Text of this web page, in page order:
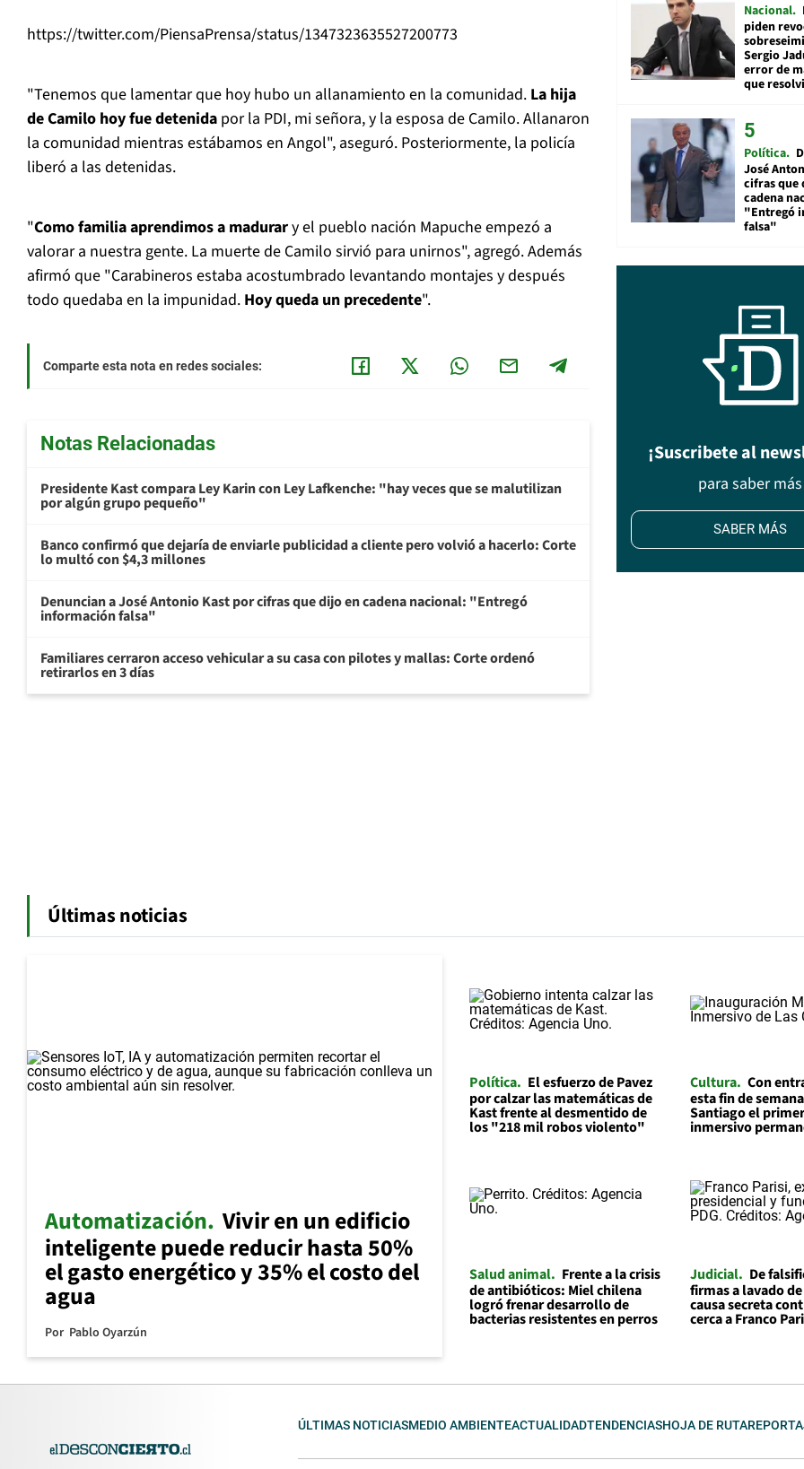
https://twitter.com/PiensaPrensa/status/1347323635527200773
"Tenemos que lamentar que hoy hubo un allanamiento en la comunidad. La hija
de Camilo hoy fue detenida por la PDI, mi señora, y la esposa de Camilo. Allanaron
la comunidad mientras estábamos en Angol", aseguró. Posteriormente, la policía
liberó a las detenidas.
"Como familia aprendimos a madurary el pueblo nación Mapuche empezó a
valorar a nuestra gente. La muerte de Camilo sirvió para unirnos", agregó. Además
afirmó que "Carabineros estaba acostumbrado levantando montajes y después
todo quedaba en la impunidad. Hoy queda un precedente".
Comparte esta nota en redes sociales:
Notas Relacionadas
Presidente Kast compara Ley Karin con Ley Lafkenche: "hay veces que se malutilizan
por algún grupo pequeño"
Banco confirmó que dejaría de enviarle publicidad a cliente pero volvió a hacerlo: Corte
lo multó con $4,3 millones
Denuncian a José Antonio Kast por cifras que dijo en cadena nacional: "Entregó
información falsa"
Familiares cerraron acceso vehicular a su casa con pilotes y mallas: Corte ordenó
retirarlos en 3 días
Nacional
piden
Sergio
error de
que
Política
José
cifras que
cadena
"Entregó
falsa"
¡Suscribete al
para saber más
SABER MÁS
Últimas noticias
Automatización Vivir en un edificio
inteligente puede reducir hasta 50%
el gasto energético y 35% el costo del
agua
Por Pablo Oyarzún
Política
El esfuerzo de Pavez
por calzar las matemáticas de
Kast frente al desmentido de
los "218 mil robos violento"
Cultura Con
esta fin de
Santiago el
inmersivo
Salud animal
Frente a la crisis
de antibióticos: Miel chilena
logró frenar desarrollo de
bacterias resistentes en perros
Judicial De
firmas a lavado
causa secreta
cerca a Franco
ÚLTIMAS NOTICIASMEDIO AMBIENTEACTUALIDADTENDENCIASHOJA DE RUTA